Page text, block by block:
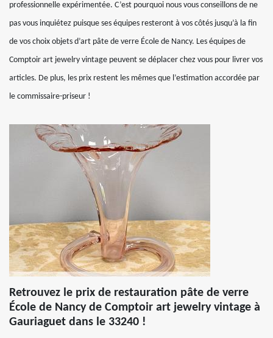
professionnelle expérimentée. C’est pourquoi nous vous conseillons de ne
pas vous inquiétez puisque ses équipes resteront à vos côtés jusqu’à la fin
de vos choix objets d’art pâte de verre École de Nancy. Les équipes de
Comptoir art jewelry vintage peuvent se déplacer chez vous pour livrer vos
articles. De plus, les prix restent les mêmes que l’estimation accordée par
le commissaire-priseur !
Retrouvez le prix de restauration pâte de verre
École de Nancy de Comptoir art jewelry vintage à
Gauriaguet dans le 33240 !